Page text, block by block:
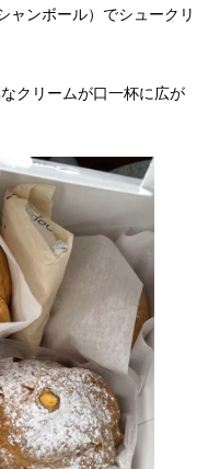
ンボール）でシュークリ
クリームが口一杯に広が